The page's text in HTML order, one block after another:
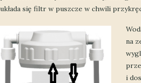
układa się filtr w puszcze w chwili
na
i